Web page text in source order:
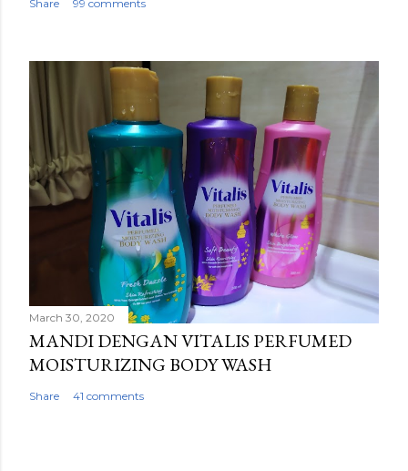
Share 99 comments
March 30, 2020
MANDI DENGAN VITALIS PERFUMED
MOISTURIZING BODY WASH
Share 41 comments